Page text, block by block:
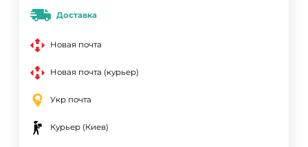
Доставка
Новая почта
Новая почта (курьер)
Укр почта
Курьер (Киев)